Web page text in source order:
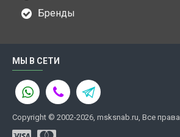
Бренды
МЫ В СЕТИ
Copyright © 2002-2026, msksnab.ru, Все